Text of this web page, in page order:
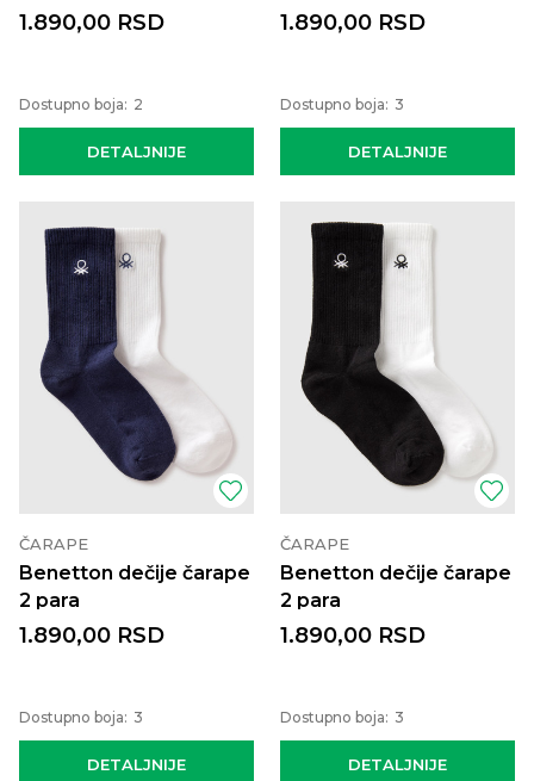
DETALJNIJE
1.890,00 RSD
Dostupno boja: 2
DETALJNIJE
1.890,00 RSD
Dostupno boja: 3
ČARAPE
Benetton dečije čarape
2 para
DETALJNIJE
1.890,00 RSD
Dostupno boja: 3
ČARAPE
Benetton dečije čarape
2 para
DETALJNIJE
1.890,00 RSD
Dostupno boja: 3